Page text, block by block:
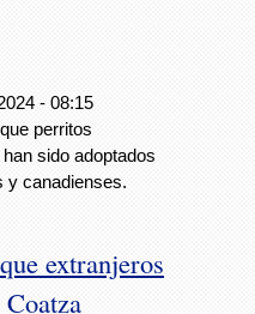
- 08:15
perritos
sido adoptados
y canadienses.
extranjeros